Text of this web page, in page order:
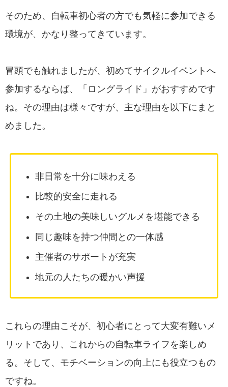
そのため、自転車初心者の方でも気軽に参加できる
環境が、かなり整ってきています。
冒頭でも触れましたが、初めてサイクルイベントへ
参加するならば、「ロングライド」がおすすめです
ね。その理由は様々ですが、主な理由を以下にまと
めました。
非日常を十分に味わえる
比較的安全に走れる
その土地の美味しいグルメを堪能できる
同じ趣味を持つ仲間との一体感
主催者のサポートが充実
地元の人たちの暖かい声援
これらの理由こそが、初心者にとって大変有難いメ
リットであり、これからの自転車ライフを楽しめ
る。そして、モチベーションの向上にも役立つもの
ですね。